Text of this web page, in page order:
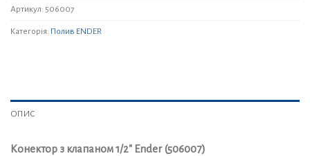
Артикул: 506007
Категорія: Полив ENDER
ОПИС
Конектор з клапаном 1/2″ Ender (506007)